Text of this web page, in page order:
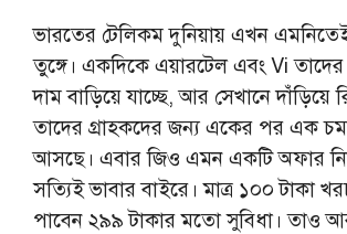
ভারতের টেলিকম দুনিয়ায় এখন
তুঙ্গে। একদিকে এয়ারটেল এবং Vi তাদের
দাম বাড়িয়ে যাচ্ছে, আর সেখানে দাঁড়িয়ে
তাদের গ্রাহকদের জন্য একের পর এক
আসছে। এবার জিও এমন একটি অফার
সত্যিই ভাবার বাইরে। মাত্র ১০০ টাকা
পাবেন ২৯৯ টাকার মতো সুবিধা। তাও